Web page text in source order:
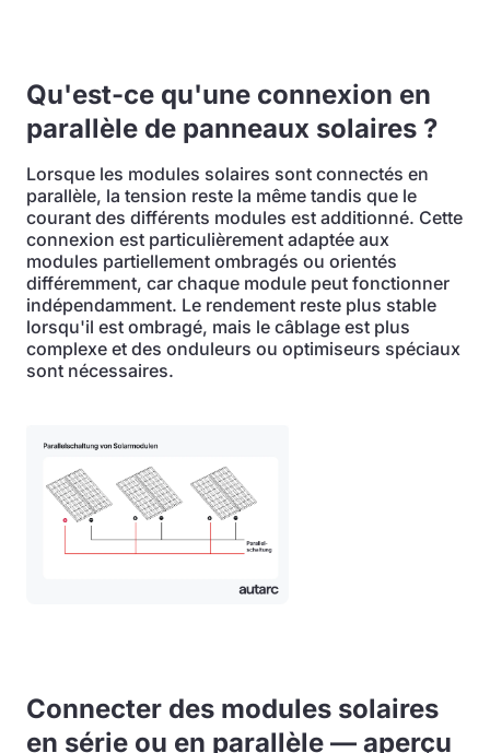
Qu'est-ce qu'une connexion en
parallèle de panneaux solaires ?
Lorsque les modules solaires sont connectés en
parallèle, la tension reste la même tandis que le
courant des différents modules est additionné. Cette
connexion est particulièrement adaptée aux
modules partiellement ombragés ou orientés
différemment, car chaque module peut fonctionner
indépendamment. Le rendement reste plus stable
lorsqu'il est ombragé, mais le câblage est plus
complexe et des onduleurs ou optimiseurs spéciaux
sont nécessaires.
Connecter des modules solaires
en série ou en parallèle — aperçu